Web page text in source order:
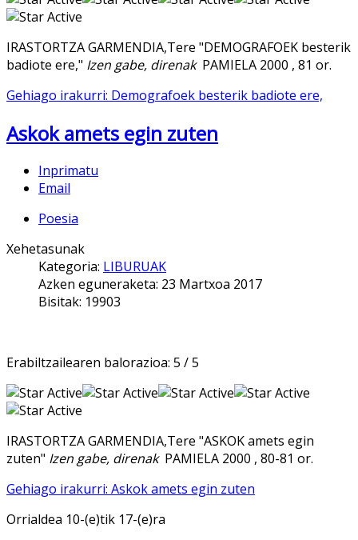
IRASTORTZA GARMENDIA,Tere "DEMOGRAFOEK besterik
badiote ere," Izen gabe, direnak PAMIELA 2000 , 81 or.
Gehiago irakurri: Demografoek besterik badiote ere,
Askok amets egin zuten
Inprimatu
Email
Poesia
Xehetasunak
Kategoria: LIBURUAK
Azken eguneraketa: 23 Martxoa 2017
Bisitak: 19903
Erabiltzailearen balorazioa: 5 /5
IRASTORTZA GARMENDIA,Tere "ASKOK amets egin
zuten" Izen gabe, direnak PAMIELA 2000 , 80-81 or.
Gehiago irakurri: Askok amets egin zuten
Orrialdea 10-(e)tik 17-(e)ra